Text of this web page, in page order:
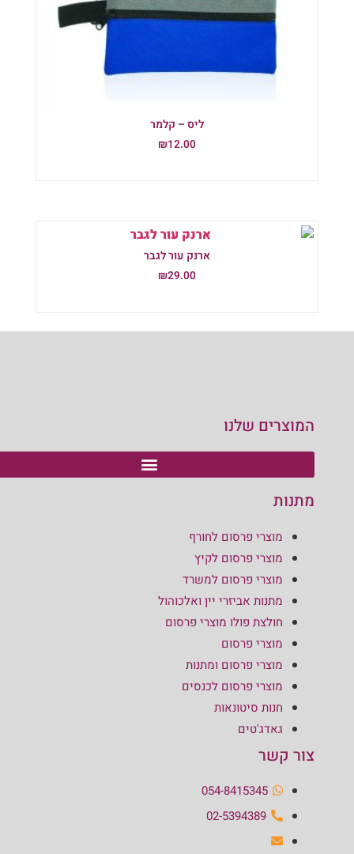
ליס – קלמר
₪12.00
ארנק עור לגבר
₪29.00
המוצרים שלנו
מתנות
מוצרי פרסום לחורף
מוצרי פרסום לקיץ
מוצרי פרסום למשרד
מתנות אביזרי יין ואלכוהול
חולצת פולו מוצרי פרסום
מוצרי פרסום
מוצרי פרסום ומתנות
מוצרי פרסום לכנסים
חנות סיטונאות
גאדג'טים
צור קשר
054-8415345
02-5394389